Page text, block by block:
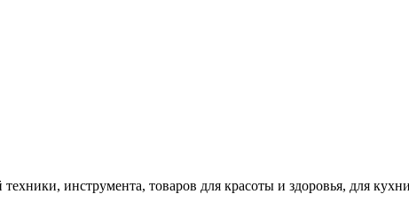
инструмента, товаров для красоты и здоровья, для